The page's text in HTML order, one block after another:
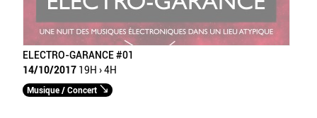
ELECTRO-GARANCE #01
14/10/2017 19H › 4H
Musique / Concert